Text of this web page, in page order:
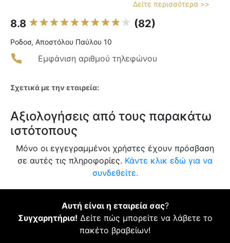
Δείτε περισσότερα >>
8.8 (82)
Ροδοσ, Αποστόλου Παύλου 10
Εμφάνιση αριθμού τηλεφώνου
Σχετικά με την εταιρεία:
Αξιολογήσεις από τους παρακάτω
ιστότοπους
Μόνο οι εγγεγραμμένοι χρήστες έχουν πρόσβαση
σε αυτές τις πληροφορίες. Κάντε κλικ εδώ για να
συνδεθείτε.
Αυτή είναι η εταιρεία σας?
Συγχαρητήρια! Δείτε πώς μπορείτε να λάβετε το
πακέτο βραβείων!